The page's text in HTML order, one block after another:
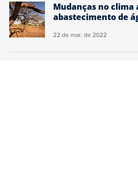
Mudanças no clima
abastecimento de
22 de mar. de 2022